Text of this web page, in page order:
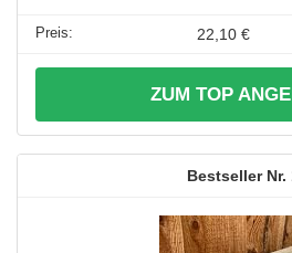
22,10 €
ZUM TOP